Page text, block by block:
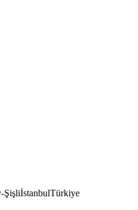
ŞişliİstanbulTürkiye